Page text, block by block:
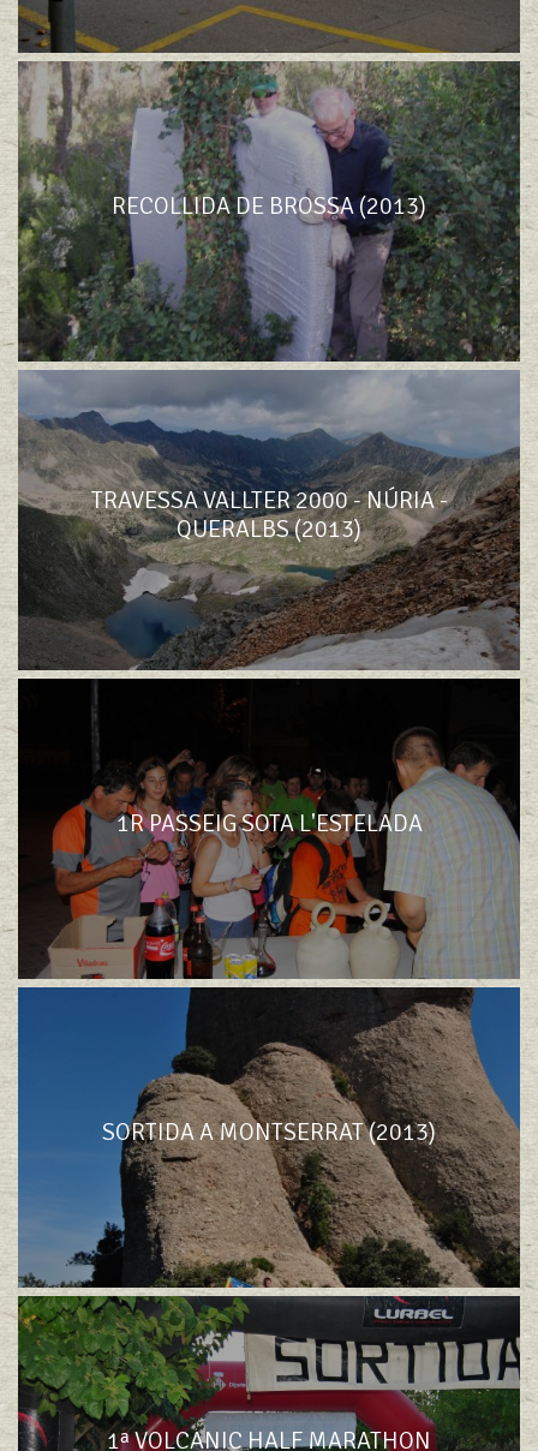
RECOLLIDA DE BROSSA (2013)
TRAVESSA VALLTER 2000 - NÚRIA -
QUERALBS (2013)
1R PASSEIG SOTA L'ESTELADA
SORTIDA A MONTSERRAT (2013)
1ª VOLCANIC HALF MARATHON